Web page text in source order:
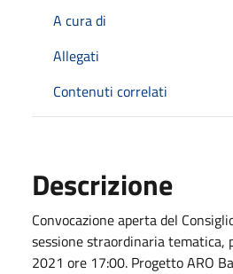
A cura di
Allegati
Contenuti correlati
Descrizione
Convocazione aperta del
sessione straordinaria tematica,
2021 ore 17:00. Progetto ARO